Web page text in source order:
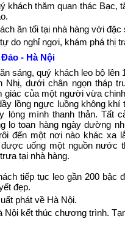
khách thăm quan thác
ăn tối tại nhà hàng với đặc
do nghỉ ngơi, khám phá thị
Đảo - Hà Nội
sáng, quý khách leo bộ lên
Nhị, dưới chân ngọn tháp
giác của một người vừa
lồng ngực luồng không khí
lòng mình thanh thản. Tất
lo toan hàng ngày dường
đến một nơi nào khác xa
uống một nguồn nước
tại nhà hàng.
tiếp tục leo gần 200 bậc
đẹp.
phát về Hà Nội.
Nội kết thúc chương trình.